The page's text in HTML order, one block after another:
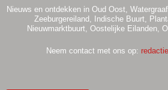
Nieuws en ontdekken in Oud Oost,
Zeeburgereiland, Indische Buurt,
Nieuwmarktbuurt, Oostelijke Eilanden,
Neem contact met ons op: